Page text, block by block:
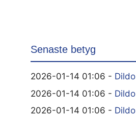
Senaste betyg
2026-01-14 01:06 - Dildo
2026-01-14 01:06 - Dildo
2026-01-14 01:06 - Dildo